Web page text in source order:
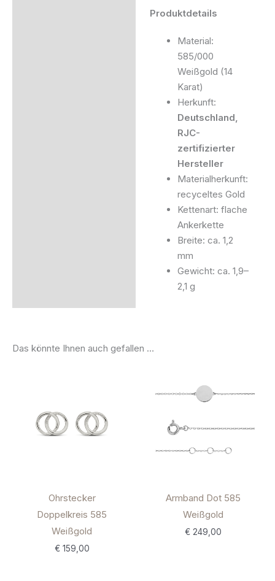
Produktdetails
Material:
585/000
Weißgold (14
Karat)
Herkunft:
Deutschland,
RJC-
zertifizierter
Hersteller
Materialherkunft:
recyceltes Gold
Kettenart: flache
Ankerkette
Breite: ca. 1,2
mm
Gewicht: ca. 1,9–
2,1 g
Das könnte Ihnen auch gefallen …
Ohrstecker
Doppelkreis 585
Weißgold
€159,00
Armband Dot 585
Weißgold
€ 249,00